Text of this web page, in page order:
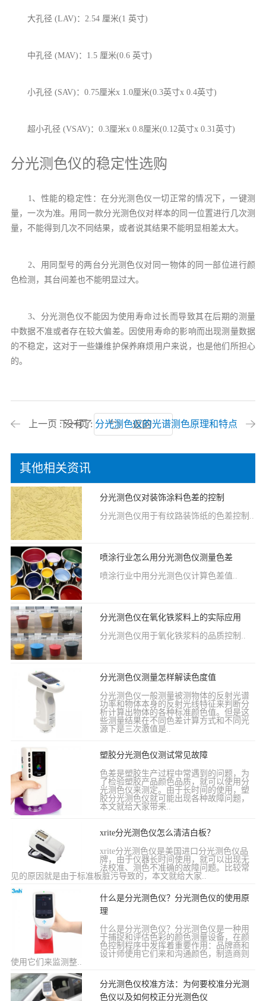
大孔径 (LAV)：2.54 厘米(1 英寸)
中孔径 (MAV)：1.5 厘米(0.6 英寸)
小孔径 (SAV)：0.75厘米x 1.0厘米(0.3英寸x 0.4英寸)
超小孔径 (VSAV)：0.3厘米x 0.8厘米(0.12英寸x 0.31英寸)
分光测色仪的稳定性选购
1、性能的稳定性：在分光测色仪一切正常的情况下，一键测
量，一次为准。用同一款分光测色仪对样本的同一位置进行几次测
量，不能得到几次不同结果，或者说其结果不能明显相差太大。
2、用同型号的两台分光测色仪对同一物体的同一部位进行颜
色检测，其台间差也不能明显过大。
3、分光测色仪不能因为使用寿命过长而导致其在后期的测量
中数据不准或者存在较大偏差。因使用寿命的影响而出现测量数据
的不稳定，这对于一些嫌维护保养麻烦用户来说，也是他们所担心
的。
上一页 : 没有了 返回
下一页 : 分光测色仪的光谱测色原理和特点
其他相关资讯
分光测色仪对装饰涂料色差的控制
分光测色仪用于有纹路装饰纸的色差控制..
喷涂行业怎么用分光测色仪测量色差
喷涂行业中用分光测色仪计算色差值..
分光测色仪在氧化铁浆料上的实际应用
分光测色仪用于氧化铁浆料的品质控制..
分光测色仪测量怎样解读色度值
分光测色仪一般测量被测物体的反射光谱
功率和物体本身的反射光线特征来判断分
析计算出物体的各种标准颜色值。但是这
些测量结果在不同色差计算方式和不同光
源下是三次激值是..
塑胶分光测色仪测试常见故障
色差是塑胶生产过程中常遇到的问题，为
了检验塑胶产品颜色品质，就可以使用分
光测色仪来测定。由于长时间的使用，塑
胶分光测色仪就可能出现各种故障问题，
本文就给大家带来..
xrite分光测色仪怎么清洁白板？
xrite分光测色仪是美国进口分光测色仪品
牌，由于仪器长时间使用，就可以出现无
法校准、测色不准确的故障问题。比较常
见的原因就是由于标准板脏污导致的，本文就给大家..
什么是分光测色仪？分光测色仪的使用原
理
什么是分光测色仪？分光测色仪是一种用
于捕捉和评估色彩的颜色测量设备，在颜
色控制程序中发挥着重要作用：品牌商和
设计师使用它们来和沟通颜色，制造商则
使用它们来监测整..
分光测色仪校准方法：为何要校准分光测
色仪以及如何校正分光测色仪